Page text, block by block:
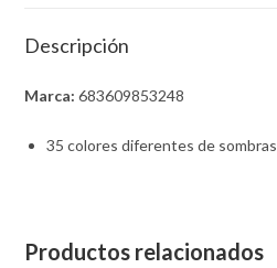
Descripción
Marca:683609853248
35 colores diferentes de sombras
Productos relacionados